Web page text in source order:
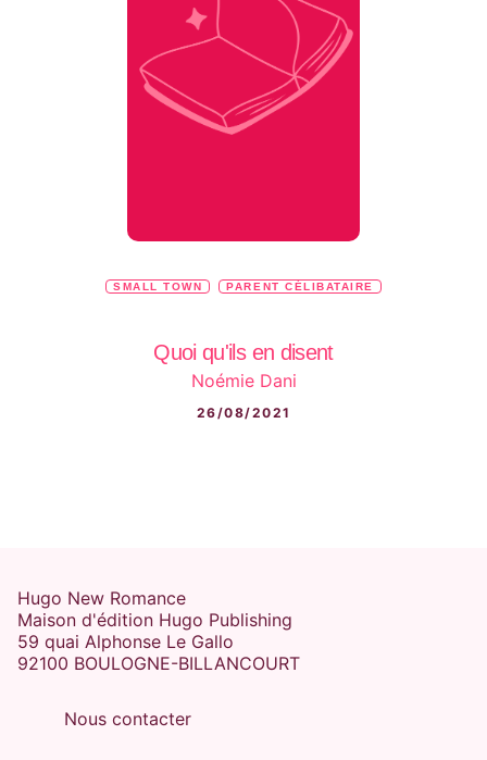
SMALL TOWN PARENT CÉLIBATAIRE
Quoi qu'ils en disent
Noémie Dani
26/08/2021
Hugo New Romance
Maison d'édition Hugo Publishing
59 quai Alphonse Le Gallo
92100 BOULOGNE-BILLANCOURT
Nous contacter